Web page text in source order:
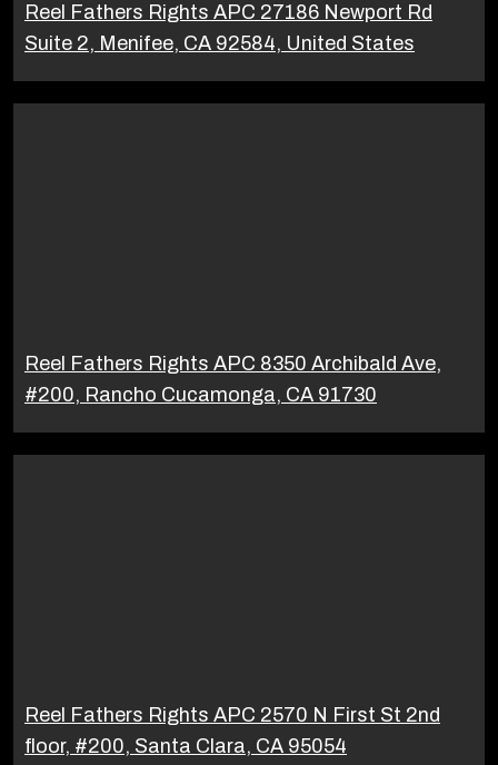
Reel Fathers Rights APC 27186 Newport Rd
Suite 2, Menifee, CA 92584, United States
Reel Fathers Rights APC 8350 Archibald Ave,
#200, Rancho Cucamonga, CA 91730
Reel Fathers Rights APC 2570 N First St 2nd
floor, #200, Santa Clara, CA 95054